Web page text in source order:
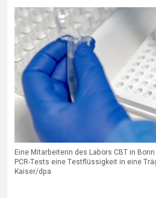
Eine Mitarbeiterin des Labors CBT in
PCR-Tests eine Testflüssigkeit in eine
Kaiser/dpa